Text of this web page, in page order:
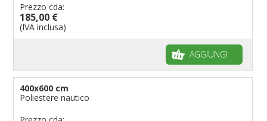
Prezzo cda:
185,00 €
(IVA inclusa)
AGGIUNGI
400x600 cm
Poliestere nautico